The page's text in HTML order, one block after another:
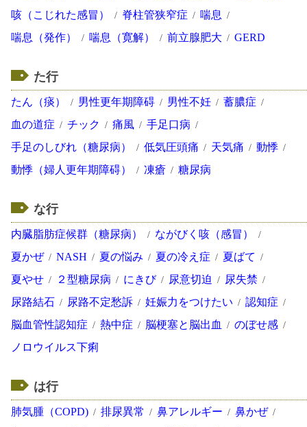
咳（こじれた感冒）
脊柱管狭窄症
喘息
喘息（発作）
喘息（寛解） 前立腺肥大 GERD
た行
たん（痰） 男性更年期障碍 男性不妊
蓄膿症
血の道症
チック 痛風
手足口病
手足のしびれ（糖尿病）
低気圧頭痛 天気痛
動悸
動悸（婦人更年期障碍）
凍瘡 糖尿病
な行
内臓脂肪症候群（糖尿病）
ながびく咳（感冒）
夏かぜ
NASH 夏の悩み 夏の冷え症
夏ばて
夏やせ
２型糖尿病 にきび 尿意切迫
尿失禁
尿路結石
尿路不定愁訴 妊娠力をつけたい
認知症
脳血管性認知症
熱中症 脳梗塞と脳出血
のぼせ感
ノロウイルス下痢
は行
肺気腫（COPD) 排尿異常 鼻アレルギー
鼻かぜ